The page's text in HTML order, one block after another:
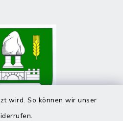
wird. So können wir unser